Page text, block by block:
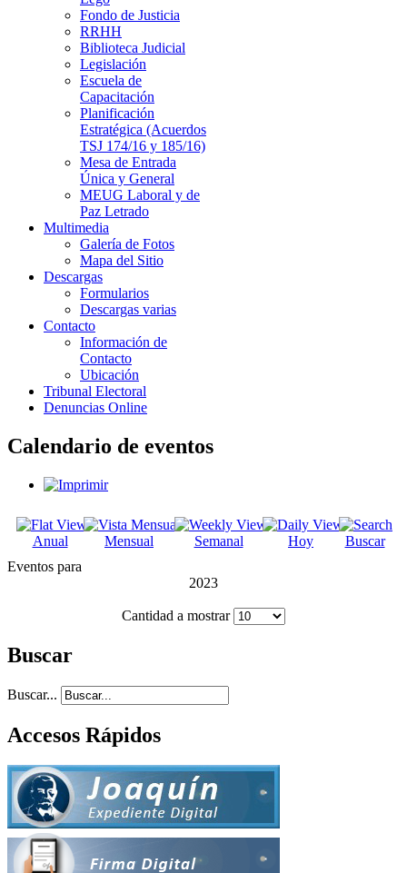
Fondo de Justicia
RRHH
Biblioteca Judicial
Legislación
Escuela de
Capacitación
Planificación
Estratégica (Acuerdos
TSJ 174/16 y 185/16)
Mesa de Entrada
Única y General
MEUG Laboral y de
Paz Letrado
Multimedia
Galería de Fotos
Mapa del Sitio
Descargas
Formularios
Descargas varias
Contacto
Información de
Contacto
Ubicación
Tribunal Electoral
Denuncias Online
Calendario de eventos
Anual Mensual Semanal Hoy
Buscar
Eventos para
2023
Cantidad a mostrar
Buscar
Buscar...
Accesos Rápidos